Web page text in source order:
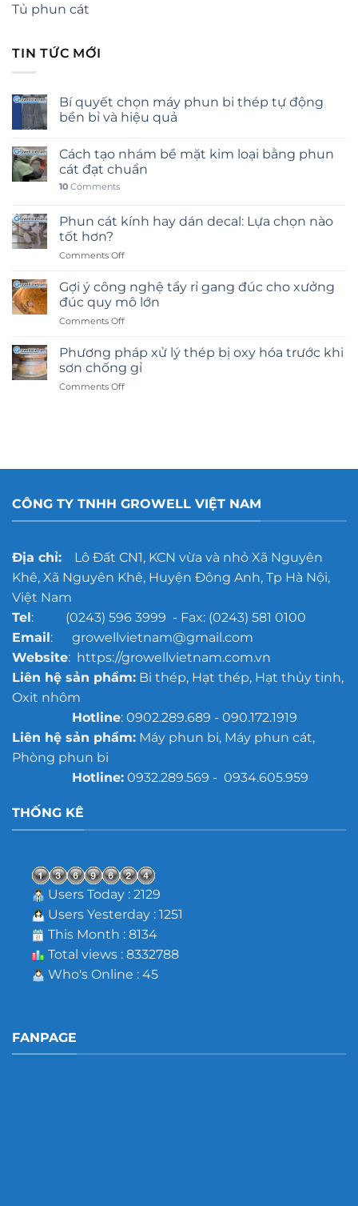
Tủ phun cát
TIN TỨC MỚI
Bí quyết chọn máy phun bi thép tự động
bền bỉ và hiệu quả
Cách tạo nhám bề mặt kim loại bằng phun
cát đạt chuẩn
10 Comments
Phun cát kính hay dán decal: Lựa chọn nào
tốt hơn?
Comments Offon
cát
kính
hay
dán
Lựa
chọn
nào
Gợi ý công nghệ tẩy rỉ gang đúc cho xưởng
đúc quy mô lớn
Comments Offon
ý
công
nghệ
tẩy
đúc
mô
lớn
Phương pháp xử lý thép bị oxy hóa trước khi
sơn chống gỉ
Comments Offon
bị
trước
khi
gỉ
CÔNG TY TNHH GROWELL VIỆT NAM
Địa chỉ:Lô Đất CN1, KCN vừa và nhỏ Xã Nguyên
Khê, Xã Nguyên Khê, Huyện Đông Anh, Tp Hà Nội,
Việt Nam
Tel: (0243) 596 3999 - Fax: (0243) 581 0100
Email: growellvietnam@gmail.com
Website: https://growellvietnam.com.vn
Liên hệ sản phẩm:Bi thép, Hạt thép, Hạt thủy tinh,
Oxit nhôm
Hotline: 0902.289.689 - 090.172.1919
Liên hệ sản phẩm:Máy phun bi, Máy phun cát,
Phòng phun bi
Hotline:0932.289.569 - 0934.605.959
THỐNG KÊ
Users Today : 2129
Users Yesterday : 1251
This Month : 8134
Total views : 8332788
Who's Online : 45
FANPAGE